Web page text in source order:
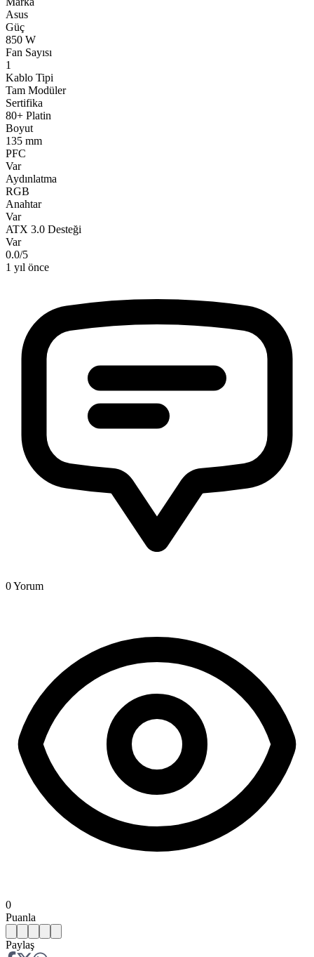
Asus
Güç
850 W
Fan Sayısı
1
Kablo Tipi
Tam Modüler
Sertifika
80+ Platin
Boyut
135 mm
PFC
Var
Aydınlatma
RGB
Anahtar
Var
ATX 3.0 Desteği
Var
0.0/5
1 yıl önce
0Yorum
0
Puanla
Paylaş